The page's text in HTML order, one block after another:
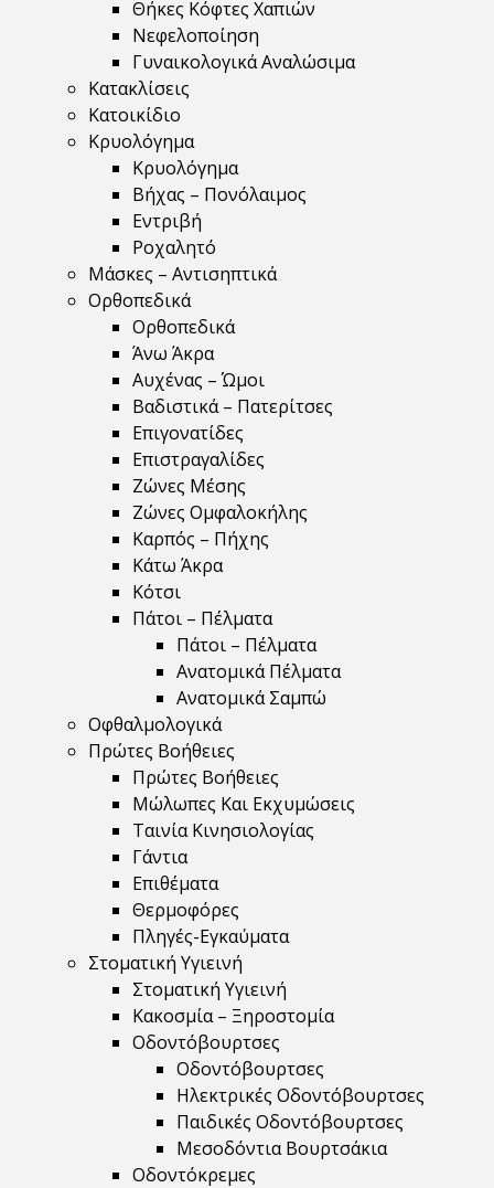
Θήκες Κόφτες Χαπιών
Νεφελοποίηση
Γυναικολογικά Αναλώσιμα
Κατακλίσεις
Κατοικίδιο
Κρυολόγημα
Κρυολόγημα
Βήχας – Πονόλαιμος
Εντριβή
Ροχαλητό
Μάσκες – Αντισηπτικά
Ορθοπεδικά
Ορθοπεδικά
Άνω Άκρα
Αυχένας – Ώμοι
Βαδιστικά – Πατερίτσες
Επιγονατίδες
Επιστραγαλίδες
Ζώνες Μέσης
Ζώνες Ομφαλοκήλης
Καρπός – Πήχης
Κάτω Άκρα
Κότσι
Πάτοι – Πέλματα
Πάτοι – Πέλματα
Ανατομικά Πέλματα
Ανατομικά Σαμπώ
Οφθαλμολογικά
Πρώτες Βοήθειες
Πρώτες Βοήθειες
Μώλωπες Και Εκχυμώσεις
Ταινία Κινησιολογίας
Γάντια
Επιθέματα
Θερμοφόρες
Πληγές-Εγκαύματα
Στοματική Υγιεινή
Στοματική Υγιεινή
Κακοσμία – Ξηροστομία
Οδοντόβουρτσες
Οδοντόβουρτσες
Ηλεκτρικές Οδοντόβουρτσες
Παιδικές Οδοντόβουρτσες
Μεσοδόντια Βουρτσάκια
Οδοντόκρεμες